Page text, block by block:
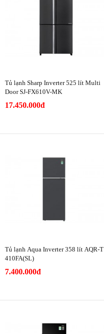
Tủ lạnh Sharp Inverter 525 lít Multi
Door SJ-FX610V-MK
17.450.000đ
Tủ lạnh Aqua Inverter 358 lít AQR-T
410FA(SL)
7.400.000đ